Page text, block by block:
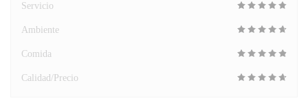
Servicio
Ambiente
Comida
Calidad/Precio